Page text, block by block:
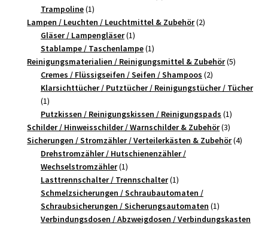
Trampoline 11
Produkt
Lampen / Leuchten / Leuchtmittel & Zubehör 22
Gläser / Lampengläser 11
Produkt
Stablampe / Taschenlampe 11
Produkt
Reinigungsmaterialien / Reinigungsmittel & Zubehör 55
Cremes / Flüssigseifen / Seifen / Shampoos 22
Produkte
Klarsichttücher / Putztücher / Reinigungstücher / Tücher
11
Produkt
Putzkissen / Reinigungskissen / Reinigungspads 11
Produkt
Schilder / Hinweisschilder / Warnschilder & Zubehör 33
Produkte
Sicherungen / Stromzähler / Verteilerkästen & Zubehör 44
Drehstromzähler / Hutschienenzähler /
Wechselstromzähler 11
Produkt
Lasttrennschalter / Trennschalter 11
Produkt
Schmelzsicherungen / Schraubautomaten /
Schraubsicherungen / Sicherungsautomaten 11
Produkt
Verbindungsdosen / Abzweigdosen / Verbindungskasten